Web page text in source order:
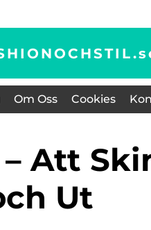
Om Oss Cookies
Ut